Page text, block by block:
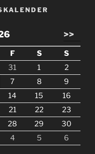
>>
F S
S
31 1
2
7 8
9
14 15
16
21 22
23
28 29
30
4 5 6